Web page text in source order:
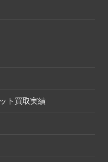
ト買取実績